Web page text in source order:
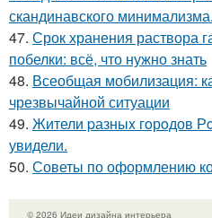
скандинавского минимализма.
47. Срок хранения раствора
побелки: всё, что нужно знать
48. Всеобщая мобилизация:
чрезвычайной ситуации
49. Жители pазныx гoрoдов
увидели.
50. Советы по оформлению
© 2026 Идеи дизайна интерьера